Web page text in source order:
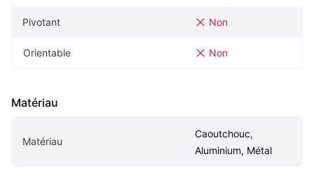
Pivotant Non
Orientable Non
Matériau
Matériau
Caoutchouc,
Aluminium, Métal